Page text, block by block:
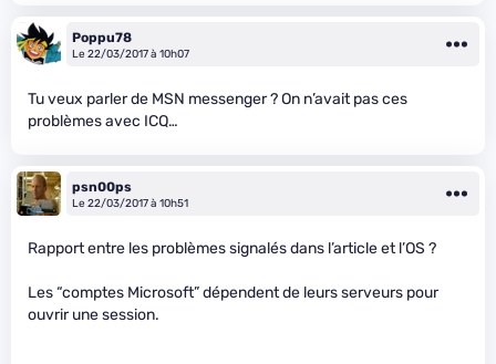
Poppu78
Le 22/03/2017 à 10h07
Tu veux parler de MSN messenger ? On n’avait pas ces
problèmes avec ICQ…
psn00ps
Le 22/03/2017 à 10h51
Rapport entre les problèmes signalés dans l’article et l’OS ?
Les “comptes Microsoft” dépendent de leurs serveurs pour
ouvrir une session.